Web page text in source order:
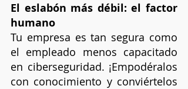
El eslabón más débil: el factor
humano
Tu empresa es tan segura como
el empleado menos capacitado
en ciberseguridad. ¡Empodéralos
con conocimiento y conviértelos